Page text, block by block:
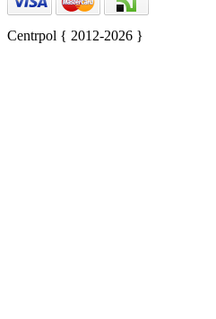
Centrpol { 2012-2026 }